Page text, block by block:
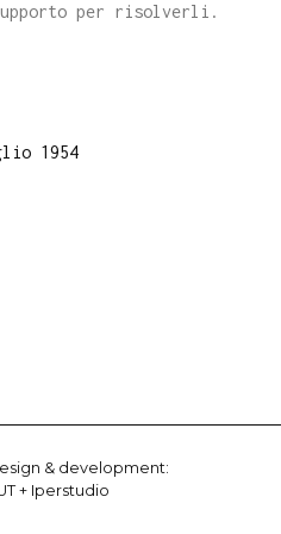
per risolverli.
1954
& development:
+ Iperstudio